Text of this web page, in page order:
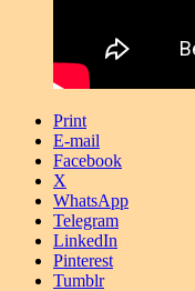
Print
E-mail
Facebook
X
WhatsApp
Telegram
LinkedIn
Pinterest
Tumblr